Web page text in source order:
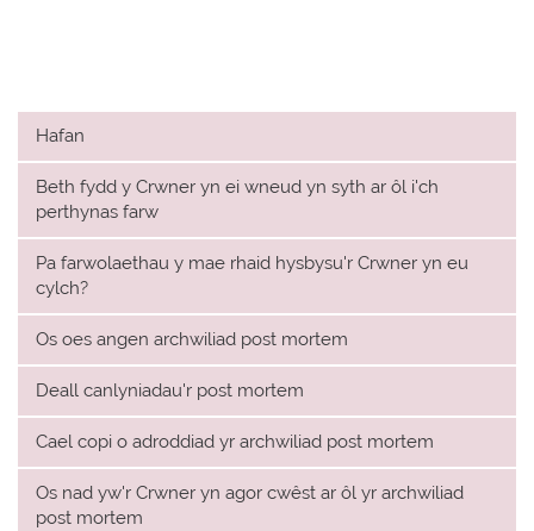
Hafan
Beth fydd y Crwner yn ei wneud yn syth ar ôl i'ch
perthynas farw
Pa farwolaethau y mae rhaid hysbysu'r Crwner yn eu
cylch?
Os oes angen archwiliad post mortem
Deall canlyniadau'r post mortem
Cael copi o adroddiad yr archwiliad post mortem
Os nad yw'r Crwner yn agor cwêst ar ôl yr archwiliad
post mortem